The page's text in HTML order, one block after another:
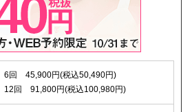
6回 45,900円(税込50,490円)
12回 91,800円(税込100,980円)